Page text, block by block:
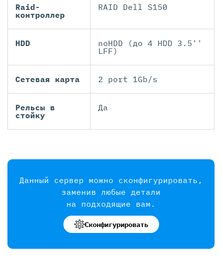
Raid-
контроллер
RAID Dell S150
HDD
noHDD (до 4 HDD 3.5''
LFF)
Сетевая карта 2 port 1Gb/s
Рельсы в
стойку
Да
Данный сервер можно сконфигурировать,
заменив любые детали
на подходящие вам.
Сконфигурировать